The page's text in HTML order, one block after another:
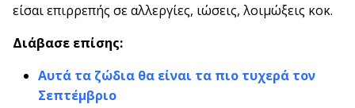
είσαι επιρρεπής σε αλλεργίες, ιώσεις, λοιμώξεις κοκ.
Διάβασε επίσης:
Αυτά τα ζώδια θα είναι τα πιο τυχερά τον
Σεπτέμβριο